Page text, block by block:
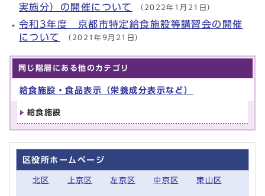
実施分）の開催について （2022年1月21日）
令和3年度 京都市特定給食施設等講習会の開催
について （2021年9月21日）
同じ階層にある他のカテゴリ
給食施設・食品表示（栄養成分表示など）
給食施設
区役所ホームページ
北区 上京区 左京区 中京区 東山区